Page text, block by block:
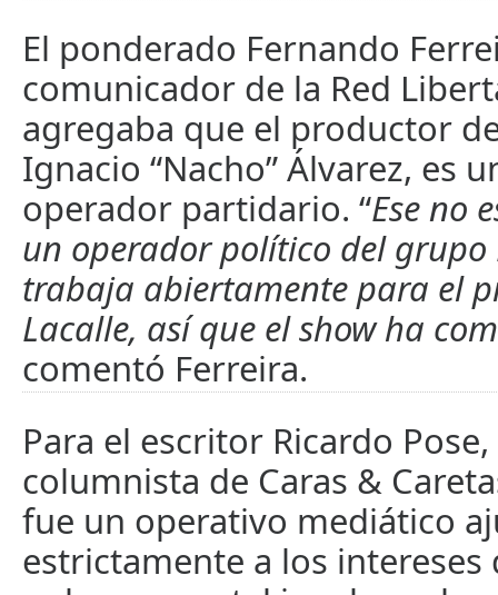
El ponderado Fernando
comunicador de la Red
agregaba que el productor
Ignacio “Nacho” Álvarez, es
operador partidario. “Ese no
un operador político del grupo
trabaja abiertamente para el
Lacalle, así que el show ha
comentó Ferreira.
Para el escritor Ricardo
columnista de Caras &
fue un operativo mediático
estrictamente a los intereses